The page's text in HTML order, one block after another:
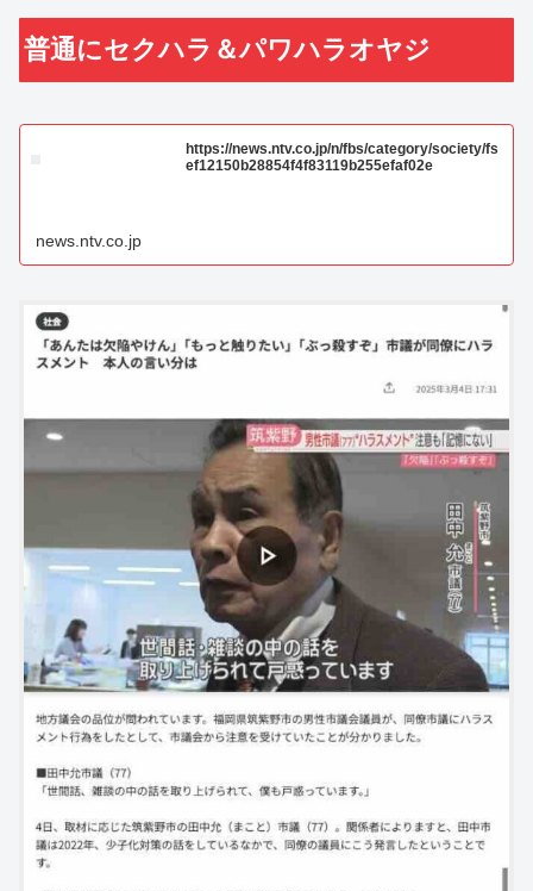
普通にセクハラ＆パワハラオヤジ
https://news.ntv.co.jp/n/fbs/category/society/fs
ef12150b28854f4f83119b255efaf02e
news.ntv.co.jp